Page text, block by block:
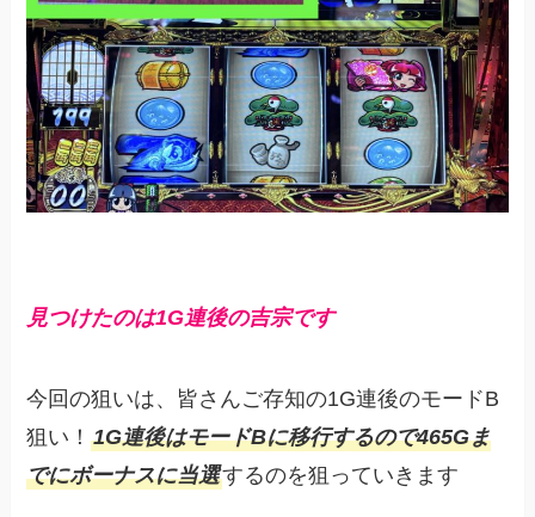
見つけたのは1G連後の吉宗です
今回の狙いは、皆さんご存知の1G連後のモードB
狙い！1G連後はモードBに移行するので465Gま
でにボーナスに当選するのを狙っていきます